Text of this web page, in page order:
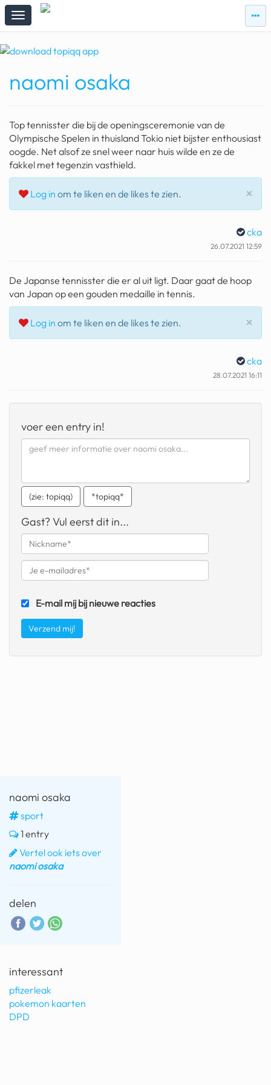
zie
topiqqs
zie
#vandaag
Topiqqs Reacties
ark van noach
pokemon kaarten
21.4 procent btw
geochelone yniphora
wibra
blokker
boring phone
dunkin donuts
dpd
fatbike
nord stream
rachael gunn
yusuf dikeç
armand duplantis
naomi osaka
Top tennisster die bij de openingsceremonie van de
Olympische Spelen in thuisland Tokio niet bijster enthousiast
oogde. Net alsof ze snel weer naar huis wilde en ze de
fakkel met tegenzin vasthield.
×
Log in om te liken en de likes te zien.
cka
26.07.2021 12:59
De Japanse tennisster die er al uit ligt. Daar gaat de hoop
van Japan op een gouden medaille in tennis.
×
Log in om te liken en de likes te zien.
cka
28.07.2021 16:11
voer een entry in!
(zie: topiqq) *topiqq*
Gast? Vul eerst dit in...
E-mail mij bij nieuwe reacties
naomi osaka
sport
1 entry
Vertel ook iets over
naomi osaka
delen
interessant
pfizerleak
pokemon kaarten
DPD